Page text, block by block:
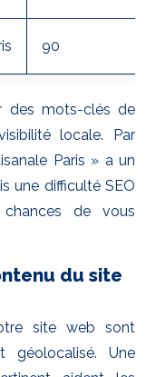
90
des mots-clés de
locale. Par
Paris » a un
une difficulté SEO
de vous
du site
site web sont
géolocalisé. Une